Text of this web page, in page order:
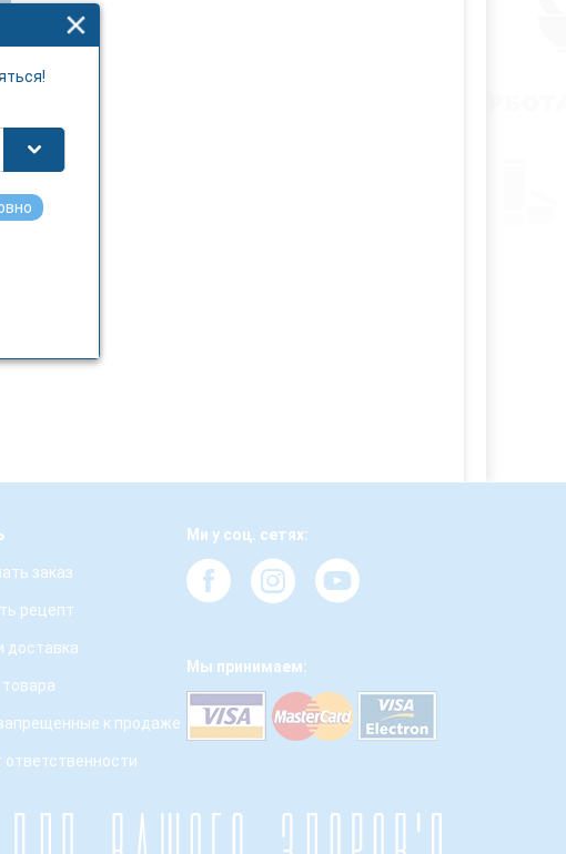
заказ
рецепт
доставка
к продаже
ответственности
Ми у соц. сетях:
Мы принимаем: